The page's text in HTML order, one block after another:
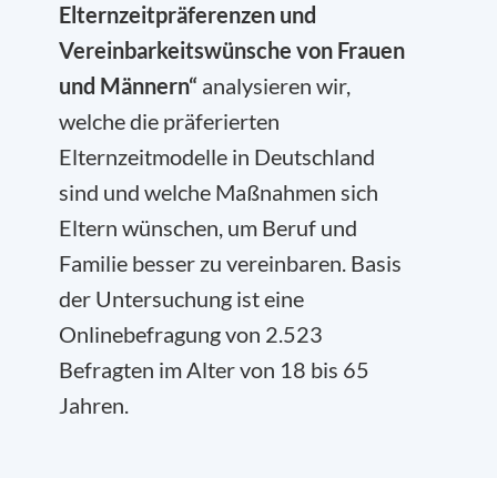
Elternzeitpräferenzen und
Vereinbarkeitswünsche von Frauen
und Männern“ analysieren wir,
welche die präferierten
Elternzeitmodelle in Deutschland
sind und welche Maßnahmen sich
Eltern wünschen, um Beruf und
Familie besser zu vereinbaren. Basis
der Untersuchung ist eine
Onlinebefragung von 2.523
Befragten im Alter von 18 bis 65
Jahren.